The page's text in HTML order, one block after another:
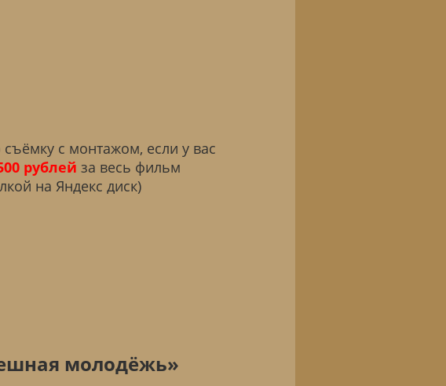
с монтажом, если у вас
рублей за весь фильм
на Яндекс диск)
молодёжь»